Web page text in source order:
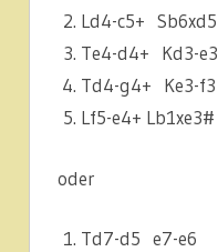
Ld4-c5+ Sb6xd5
Te4-d4+ Kd3-e3
Td4-g4+ Ke3-f3
Lf5-e4+ Lb1xe3#
oder
Td7-d5 e7-e6